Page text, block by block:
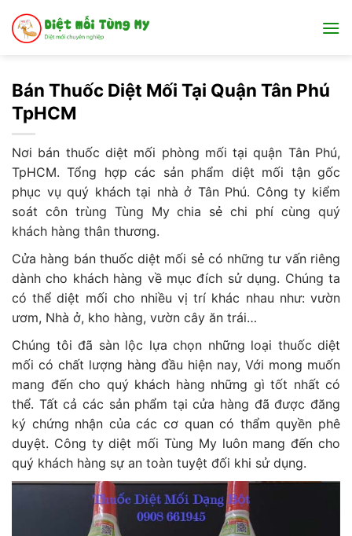
qua
Bán Thuốc Diệt Mối Tại Quận Tân Phú
TpHCM
Nơi bán thuốc diệt mối phòng mối tại quận Tân Phú,
TpHCM. Tổng hợp các sản phẩm diệt mối tận gốc
phục vụ quý khách tại nhà ở Tân Phú. Công ty kiểm
soát côn trùng Tùng My chia sẻ chi phí cùng quý
khách hàng thân thương.
Cửa hàng bán thuốc diệt mối sẻ có những tư vấn riêng
dành cho khách hàng về mục đích sử dụng. Chúng ta
có thể diệt mối cho nhiều vị trí khác nhau như: vườn
ươm, Nhà ở, kho hàng, vườn cây ăn trái…
Chúng tôi đã sàn lộc lựa chọn những loại thuốc diệt
mối có chất lượng hàng đầu hiện nay, Với mong muốn
mang đến cho quý khách hàng những gì tốt nhất có
thể. Tất cả các sản phẩm tại cửa hàng đã được đăng
ký chứng nhận của các cơ quan có thẩm quyền phê
duyệt. Công ty diệt mối Tùng My luôn mang đến cho
quý khách hàng sự an toàn tuyệt đối khi sử dụng.